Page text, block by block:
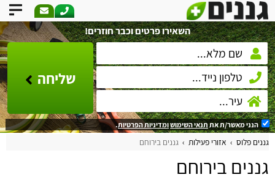
השאירו פרטים וכבר חוזרים!
שליחה
הנני מאשר/ת אתתנאי השימושומדיניות הפרטיות.
גננים פלוס אזורי פעילות גננים בירוחם
גננים בירוחם